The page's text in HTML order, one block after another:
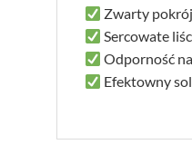
Zwarty
Sercowate
Odporność
Efektowny